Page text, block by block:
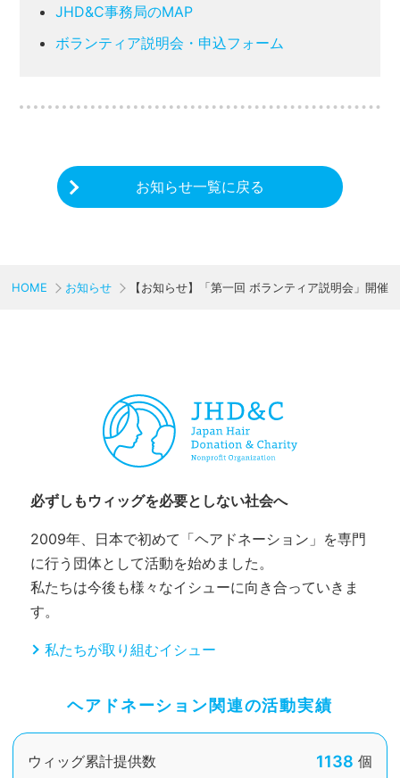
JHD&C事務局のMAP
ボランティア説明会・申込フォーム
お知らせ一覧に戻る
HOME お知らせ 【お知らせ】「第一回 ボランティア説明会」開催
必ずしもウィッグを必要としない社会へ
2009年、日本で初めて「ヘアドネーション」を専門
に行う団体として活動を始めました。
私たちは今後も様々なイシューに向き合っていきま
す。
私たちが取り組むイシュー
ヘアドネーション関連の活動実績
ウィッグ累計提供数 1138 個